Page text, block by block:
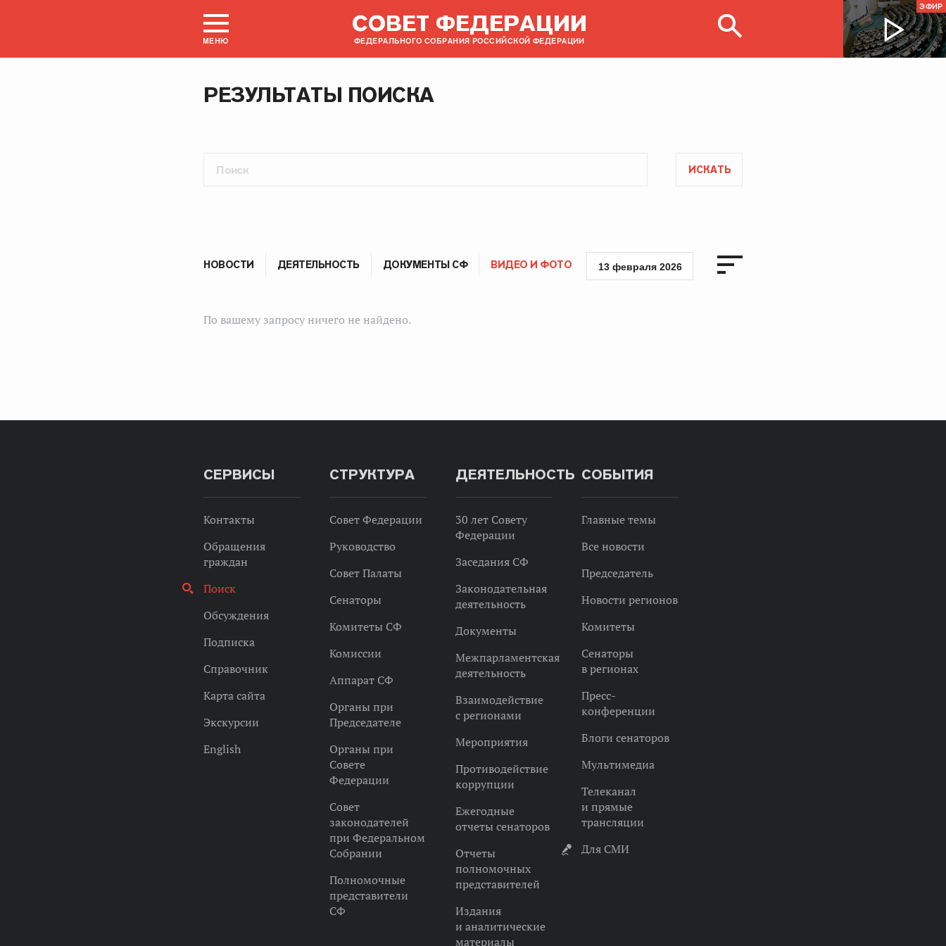
МЕНЮ
СОВЕТ ФЕДЕРАЦИИ
ФЕДЕРАЛЬНОГО СОБРАНИЯ РОССИЙСКОЙ ФЕДЕРАЦИИ
ЭФИР
РЕЗУЛЬТАТЫ ПОИСКА
ИСКАТЬ
НОВОСТИ ДЕЯТЕЛЬНОСТЬ ДОКУМЕНТЫ СФ ВИДЕО И ФОТО 13 февраля 2026
По вашему запросу ничего не найдено.
СЕРВИСЫ
Контакты
Обращения
граждан
Поиск
Обсуждения
Подписка
Справочник
Карта сайта
Экскурсии
English
СТРУКТУРА
Совет Федерации
Руководство
Совет Палаты
Сенаторы
Комитеты СФ
Комиссии
Аппарат СФ
Органы при
Председателе
Органы при
Совете
Федерации
Совет
законодателей
при Федеральном
Собрании
Полномочные
представители
СФ
ДЕЯТЕЛЬНОСТЬ
30 лет Совету
Федерации
Заседания СФ
Законодательная
деятельность
Документы
Межпарламентская
деятельность
Взаимодействие
с регионами
Мероприятия
Противодействие
коррупции
Ежегодные
отчеты сенаторов
Отчеты
полномочных
представителей
Издания
и аналитические
материалы
СОБЫТИЯ
Главные темы
Все новости
Председатель
Новости регионов
Комитеты
Сенаторы
в регионах
Пресс-
конференции
Блоги сенаторов
Мультимедиа
Телеканал
и прямые
трансляции
Для СМИ